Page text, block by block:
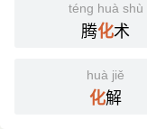
téng huà shù
腾化术
huà jiě
化解